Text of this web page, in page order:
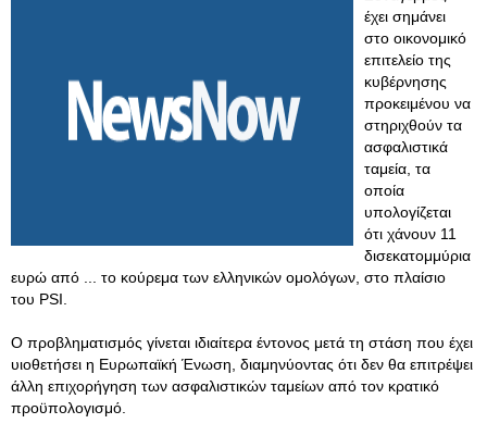
έχει σημάνει
στο οικονομικό
επιτελείο της
κυβέρνησης
προκειμένου να
στηριχθούν τα
ασφαλιστικά
ταμεία, τα
οποία
υπολογίζεται
ότι χάνουν 11
δισεκατομμύρια
ευρώ από ... το κούρεμα των ελληνικών ομολόγων, στο πλαίσιο
του PSI.
Ο προβληματισμός γίνεται ιδιαίτερα έντονος μετά τη στάση που έχει
υιοθετήσει η Ευρωπαϊκή Ένωση, διαμηνύοντας ότι δεν θα επιτρέψει
άλλη επιχορήγηση των ασφαλιστικών ταμείων από τον κρατικό
προϋπολογισμό.